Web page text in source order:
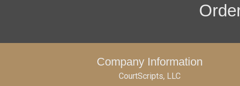
Company Information
CourtScripts, LLC